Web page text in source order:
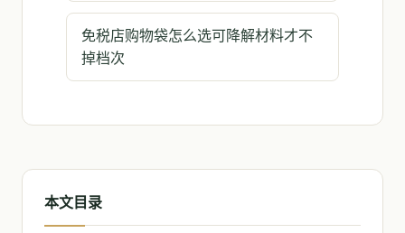
免税店购物袋怎么选可降解材料才不
掉档次
本文目录